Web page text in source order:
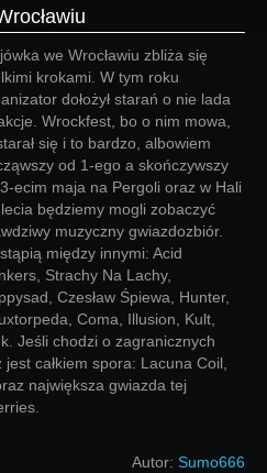
we Wrocławiu zbliża się
krokami. W tym roku
dołożył starań o nie lada
Wrockfest, bo o nim mowa,
się i to bardzo, albowiem
od 1-ego a skończywszy
ecim maja na Pergoli oraz w Hali
będziemy mogli zobaczyć
muzyczny gwiazdozbiór.
między innymi: Acid
Strachy Na Lachy,
Czesław Śpiewa, Hunter,
Coma, Illusion, Kult,
Jeśli chodzi o zagranicznych
całkiem spora: Lacuna Coil,
największa gwiazda tej
Autor: Sumo666